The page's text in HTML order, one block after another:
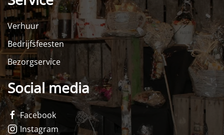
Verhuur
Bedrijfsfeesten
Bezorgservice
Social media
Facebook
Instagram